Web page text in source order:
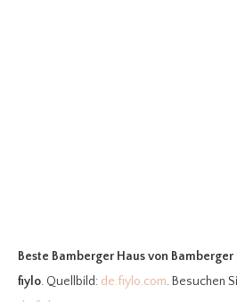
Beste Bamberger Hausvon
fiylo. Quellbild: de.fiylo.com. Besuchen